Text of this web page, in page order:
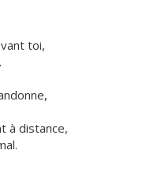
toi,
à distance,